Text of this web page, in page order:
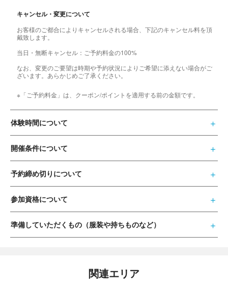
キャンセル・変更について
お客様のご都合によりキャンセルされる場合、下記のキャンセル料を頂
戴致します。
当日・無断キャンセル：ご予約料金の100%
なお、変更のご要望は時期や予約状況によりご希望に添えない場合がご
ざいます。あらかじめご了承ください。
※「ご予約料金」は、クーポン/ポイントを適用する前の金額です。
体験時間について
開催条件について
予約締め切りについて
参加資格について
準備していただくもの（服装や持ちものなど）
関連エリア